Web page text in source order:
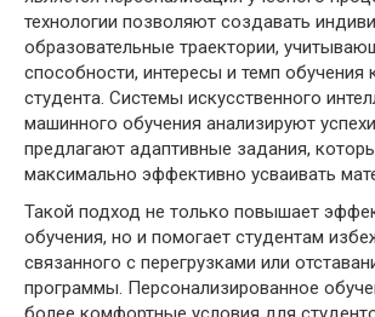
технологии позволяют создавать
образовательные траектории,
способности, интересы и темп обучения
студента. Системы искусственного
машинного обучения анализируют
предлагают адаптивные задания,
максимально эффективно усваивать
Такой подход не только повышает
обучения, но и помогает студентам
связанного с перегрузками или
программы. Персонализированное